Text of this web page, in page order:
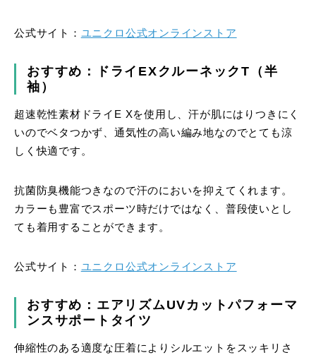
公式サイト： ユニクロ公式オンラインストア
おすすめ：ドライEXクルーネックT（半
袖）
超速乾性素材ドライE Xを使用し、汗が肌にはりつきにく
いのでベタつかず、通気性の高い編み地なのでとても涼
しく快適です。
抗菌防臭機能つきなので汗のにおいを抑えてくれます。
カラーも豊富でスポーツ時だけではなく、普段使いとし
ても着用することができます。
公式サイト： ユニクロ公式オンラインストア
おすすめ：エアリズムUVカットパフォーマ
ンスサポートタイツ
伸縮性のある適度な圧着によりシルエットをスッキリさ